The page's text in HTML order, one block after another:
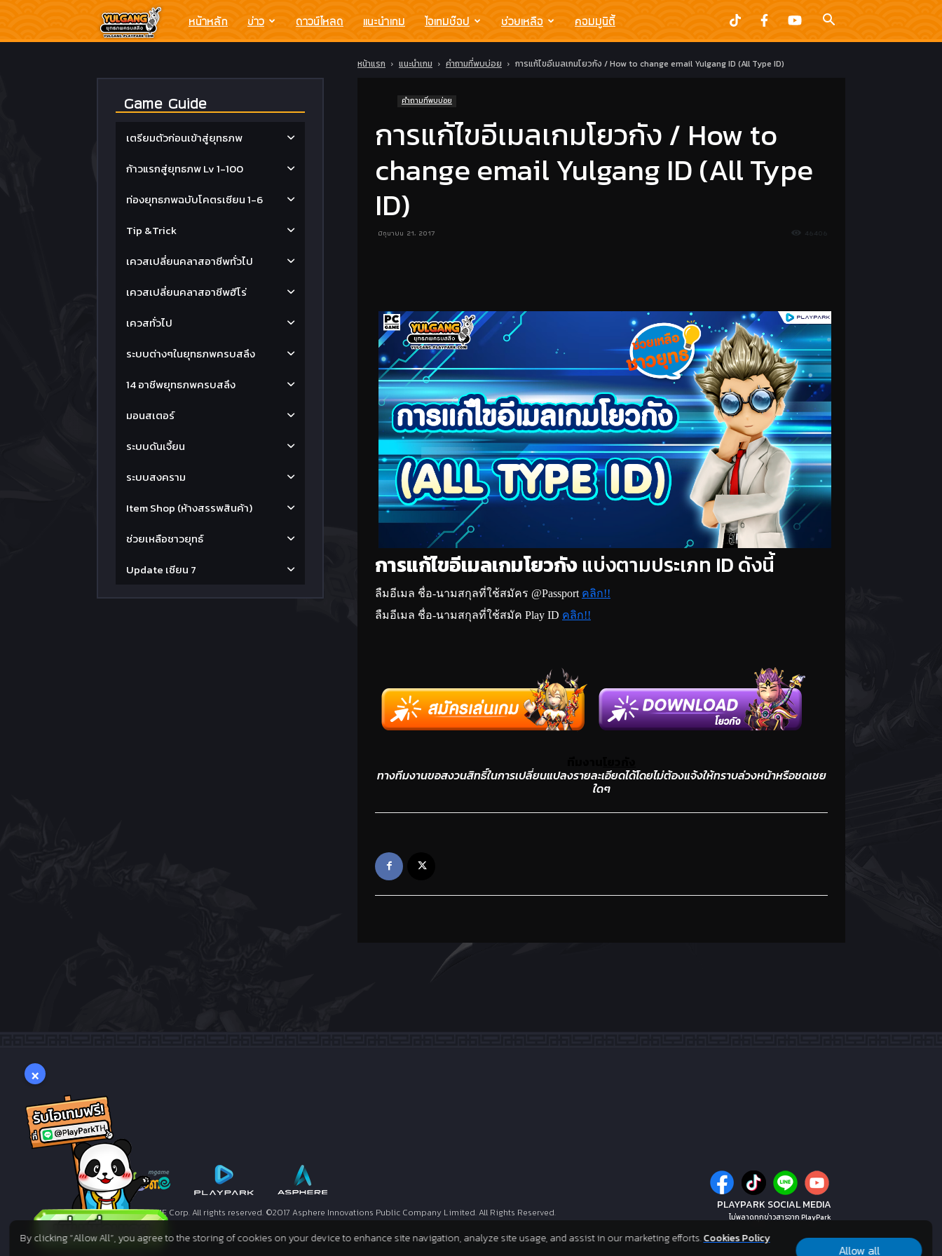
Yulgang
วกัง
ยุทธ
หน้าหลัก ข่าว ดาวน์โหลด แนะนำเกม ไอเทมช๊อป ช่วยเหลือ คอมมูนิตี้
หน้าแรก แนะนำเกม คำถามที่พบบ่อย การแก้ไขอีเมลเกมโยวกัง / How to change email Yulgang ID (All Type ID)
คำถามที่พบบ่อย
การแก้ไขอีเมลเกมโยวกัง / How to
change email Yulgang ID (All Type
ID)
มิถุนายน 21, 2017 46406
การแก้ไขอีเมลเกมโยวกังแบ่งตามประเภท ID ดังนี้
ลืมอีเมล ชื่อ-นามสกุลที่ใช้สมัคร @Passport คลิก!!
ลืมอีเมล ชื่อ-นามสกุลที่ใช้สมัค Play ID คลิก!!
ทางทีมงานขอสงวนสิทธิ์ในการเปลี่ยนแปลงรายละเอียดได้โดยไม่ต้องแจ้งให้ทราบล่วงหน้าหรือชดเชย
ใดๆ
Game Guide
เตรียมตัวก่อนเข้าสู่ยุทธภพ
ก้าวแรกสู่ยุทธภพ Lv 1-100
ท่องยุทธภพฉบับโคตรเซียน 1-6
Tip &Trick
เควสเปลี่ยนคลาสอาชีพทั่วไป
เควสเปลี่ยนคลาสอาชีพฮีโร่
เควสทั่วไป
ระบบต่างๆในยุทธภพครบสลึง
14 อาชีพยุทธภพครบสลึง
มอนสเตอร์
ระบบดันเจี้ยน
ระบบสงคราม
Item Shop (ห้างสรรพสินค้า)
ช่วยเหลือชาวยุทธ์
Update เซียน 7
PLAYPARK SOCIAL MEDIA
ไม่พลาดทุกข่าวสารจาก PlayPark
©2005. MGAME Corp. All rights reserved. ©2017 Asphere Innovations Public Company Limited. All Rights Reserved.
×
By clicking “Allow All”, you agree to the storing of cookies on your device to enhance site navigation, analyze site usage, and assist in our marketing efforts.Cookies Policy
Allow all